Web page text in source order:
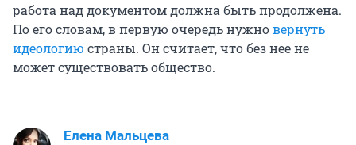
работа над документом должна быть продолжена.
По его словам, в первую очередь нужновернуть
идеологию страны. Он считает, что без нее не
может существовать общество.
Елена Мальцева